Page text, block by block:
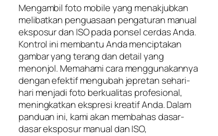
Mengambil foto mobile yang menakjubkan
melibatkan penguasaan pengaturan manual
eksposur dan ISO pada ponsel cerdas Anda.
Kontrol ini membantu Anda menciptakan
gambar yang terang dan detail yang
menonjol. Memahami cara menggunakannya
dengan efektif mengubah jepretan sehari-
hari menjadi foto berkualitas profesional,
meningkatkan ekspresi kreatif Anda. Dalam
panduan ini, kami akan membahas dasar-
dasar eksposur manual dan ISO,